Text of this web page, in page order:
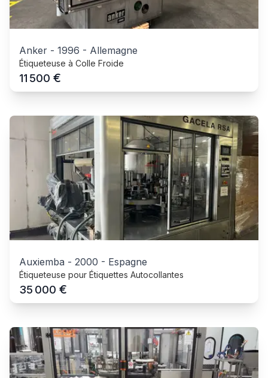
Anker - 1996 - Allemagne
Étiqueteuse à Colle Froide
11 500 €
Auxiemba - 2000 - Espagne
Étiqueteuse pour Étiquettes Autocollantes
35 000 €